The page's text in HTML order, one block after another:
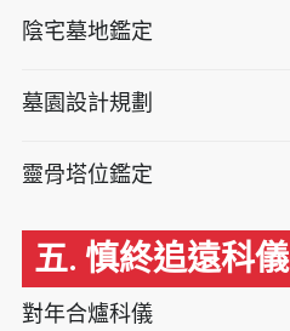
陰宅墓地鑑定
墓園設計規劃
靈骨塔位鑑定
五. 慎終追遠科儀
對年合爐科儀